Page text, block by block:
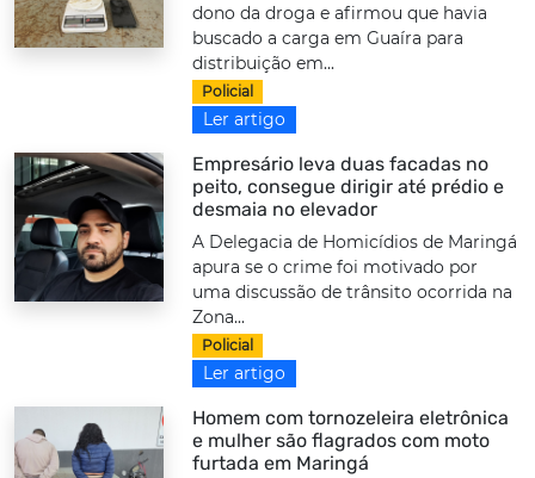
dono da droga e afirmou que havia
buscado a carga em Guaíra para
distribuição em...
Policial
Ler artigo
Empresário leva duas facadas no
peito, consegue dirigir até prédio e
desmaia no elevador
A Delegacia de Homicídios de Maringá
apura se o crime foi motivado por
uma discussão de trânsito ocorrida na
Zona...
Policial
Ler artigo
Homem com tornozeleira eletrônica
e mulher são flagrados com moto
furtada em Maringá